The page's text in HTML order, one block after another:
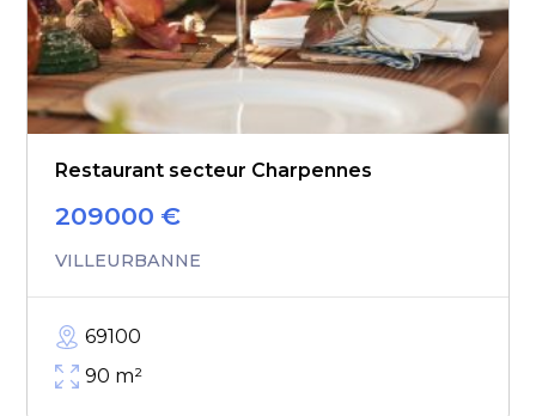
Restaurant secteur Charpennes
209000 €
VILLEURBANNE
69100
90 m²